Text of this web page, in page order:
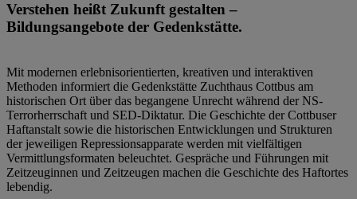
Verstehen heißt Zukunft gestalten –
Bildungsangebote der Gedenkstätte.
Mit modernen erlebnisorientierten, kreativen und interaktiven
Methoden informiert die Gedenkstätte Zuchthaus Cottbus am
historischen Ort über das begangene Unrecht während der NS-
Terrorherrschaft und SED-Diktatur. Die Geschichte der Cottbuser
Haftanstalt sowie die historischen Entwicklungen und Strukturen
der jeweiligen Repressionsapparate werden mit vielfältigen
Vermittlungsformaten beleuchtet. Gespräche und Führungen mit
Zeitzeuginnen und Zeitzeugen machen die Geschichte des Haftortes
lebendig.